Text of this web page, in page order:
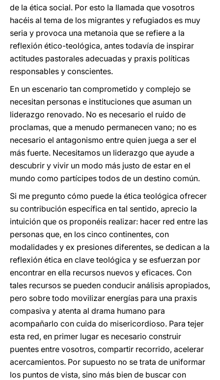
de la ética social. Por esto la llamada que vosotros
hacéis al tema de los migrantes y refugiados es muy
seria y provoca una metanoia que se refiere a la
reflexión ético-teológica, antes todavía de inspirar
actitudes pastorales adecuadas y praxis políticas
responsables y conscientes.
En un escenario tan comprometido y complejo se
necesitan personas e instituciones que asuman un
liderazgo renovado. No es necesario el ruido de
proclamas, que a menudo permanecen vano; no es
necesario el antagonismo entre quien juega a ser el
más fuerte. Necesitamos un liderazgo que ayude a
descubrir y vivir un modo más justo de estar en el
mundo como partícipes todos de un destino común.
Si me pregunto cómo puede la ética teológica ofrecer
su contribución específica en tal sentido, aprecio la
intuición que os proponéis realizar: hacer red entre las
personas que, en los cinco continentes, con
modalidades y ex presiones diferentes, se dedican a la
reflexión ética en clave teológica y se esfuerzan por
encontrar en ella recursos nuevos y eficaces. Con
tales recursos se pueden conducir análisis apropiados,
pero sobre todo movilizar energías para una praxis
compasiva y atenta al drama humano para
acompañarlo con cuida do misericordioso. Para tejer
esta red, en primer lugar es necesario construir
puentes entre vosotros, compartir recorrido, acelerar
acercamientos. Por supuesto no se trata de uniformar
los puntos de vista, sino más bien de buscar con